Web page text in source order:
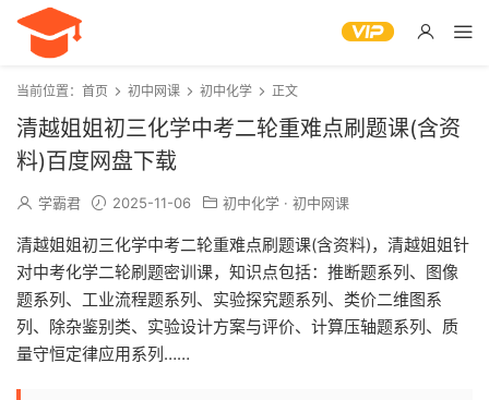
当前位置： 首页 初中网课 初中化学 正文
清越姐姐初三化学中考二轮重难点刷题课(含资
料)百度网盘下载
学霸君 2025-11-06 初中化学 · 初中网课
清越姐姐初三化学中考二轮重难点刷题课(含资料)，清越姐姐针
对中考化学二轮刷题密训课，知识点包括：推断题系列、图像
题系列、工业流程题系列、实验探究题系列、类价二维图系
列、除杂鉴别类、实验设计方案与评价、计算压轴题系列、质
量守恒定律应用系列……